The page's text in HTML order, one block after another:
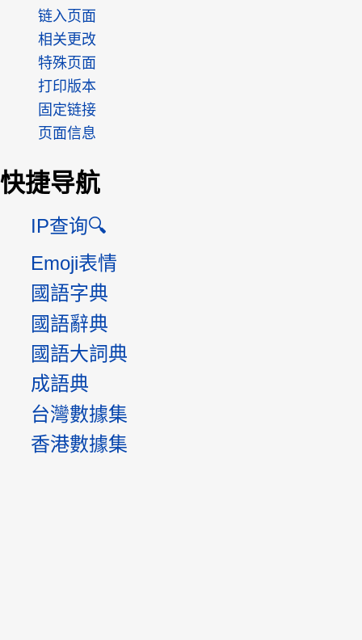
链入页面
相关更改
特殊页面
打印版本
固定链接
页面信息
快捷导航
IP查询🔍
Emoji表情
國語字典
國語辭典
國語大詞典
成語典
台灣數據集
香港數據集